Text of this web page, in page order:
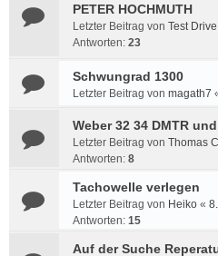
PETER HOCHMUTH
Letzter Beitrag von Test Drive
Antworten: 23
Schwungrad 1300
Letzter Beitrag von magath7
Weber 32 34 DMTR
Letzter Beitrag von Thomas
Antworten: 8
Tachowelle verlegen
Letzter Beitrag von Heiko «
Antworten: 15
Auf der Suche